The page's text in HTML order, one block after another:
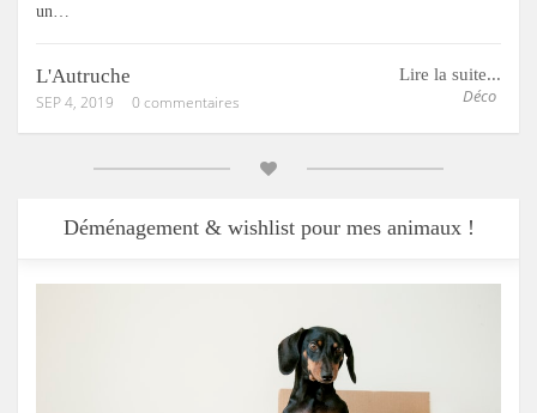
un…
Lire la suite...
Déco
L'Autruche
SEP 4, 2019 0 commentaires
Déménagement & wishlist pour mes animaux !